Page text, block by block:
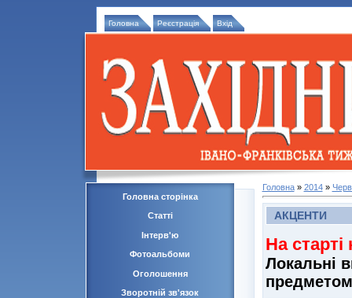
Головна Реєстрація Вхід
Головна сторінка
Статті
Інтерв'ю
Фотоальбоми
Оголошення
Зворотній зв'язок
Головна» 2014 »
АКЦЕНТИ
На
Локальні